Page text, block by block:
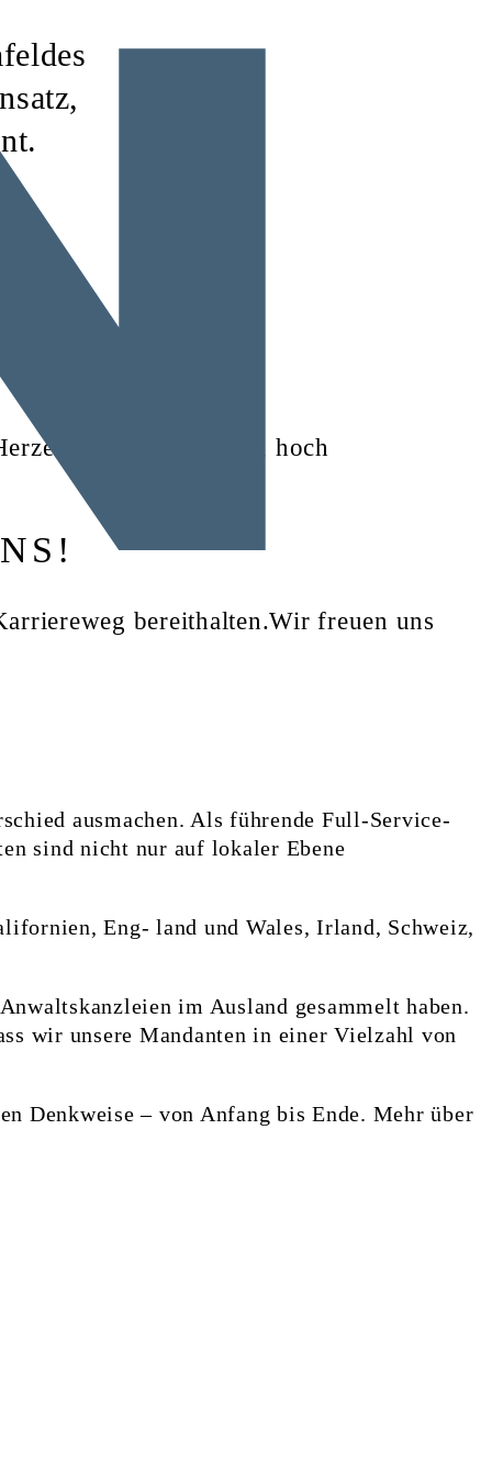
und den Wunsch, hoch
bereithalten.Wir freuen uns
ausmachen. Als führende Full-Service-
sind nicht nur auf lokaler Ebene
Eng- land und Wales, Irland, Schweiz,
im Ausland gesammelt haben.
wir unsere Mandanten in einer Vielzahl von
Denkweise – von Anfang bis Ende. Mehr über